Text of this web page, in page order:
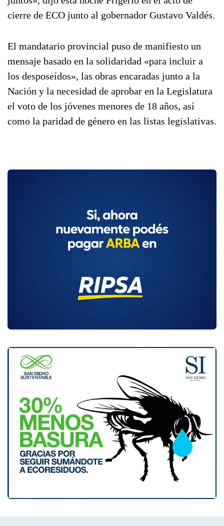
cierre de ECO junto al gobernador Gustavo Valdés.
El mandatario provincial puso de manifiesto un
mensaje basado en la solidaridad «para incluir a
los desposeídos», las obras encaradas junto a la
Nación y la necesidad de aprobar en la Legislatura
el voto de los jóvenes menores de 18 años, así
como la paridad de género en las listas legislativas.